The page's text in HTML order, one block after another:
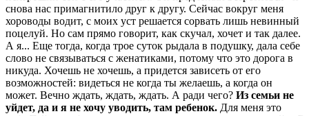
снова нас примагнитило друг к другу. Сейчас вокруг меня
хороводы водит, с моих уст решается сорвать лишь невинный
поцелуй. Но сам прямо говорит, как скучал, хочет и так далее.
А я... Еще тогда, когда трое суток рыдала в подушку, дала себе
слово не связываться с женатиками, потому что это дорога в
никуда. Хочешь не хочешь, а придется зависеть от его
возможностей: видеться не когда ты желаешь, а когда он
может. Вечно ждать, ждать, ждать. А ради чего? Из семьи не
уйдет, да и я не хочу уводить, там ребенок. Для меня это